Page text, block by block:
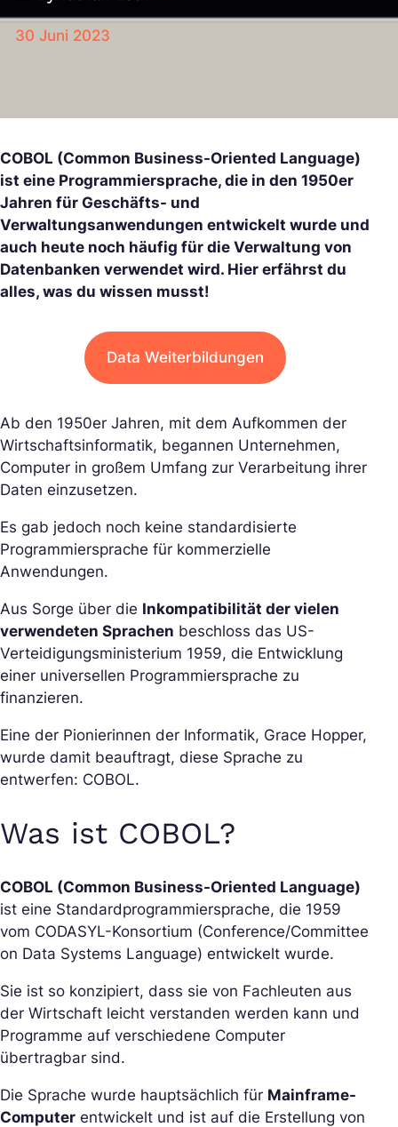
30 Juni 2023
COBOL (Common Business-Oriented Language)
ist eine Programmiersprache, die in den 1950er
Jahren für Geschäfts- und
Verwaltungsanwendungen entwickelt wurde und
auch heute noch häufig für die Verwaltung von
Datenbanken verwendet wird. Hier erfährst du
alles, was du wissen musst!
Data Weiterbildungen
Ab den 1950er Jahren, mit dem Aufkommen der
Wirtschaftsinformatik, begannen Unternehmen,
Computer in großem Umfang zur Verarbeitung ihrer
Daten einzusetzen.
Es gab jedoch noch keine standardisierte
Programmiersprache für kommerzielle
Anwendungen.
Aus Sorge über die Inkompatibilität der vielen
verwendeten Sprachen beschloss das US-
Verteidigungsministerium 1959, die Entwicklung
einer universellen Programmiersprache zu
finanzieren.
Eine der Pionierinnen der Informatik, Grace Hopper,
wurde damit beauftragt, diese Sprache zu
entwerfen: COBOL.
Was ist COBOL?
COBOL (Common Business-Oriented Language)
ist eine Standardprogrammiersprache, die 1959
vom CODASYL-Konsortium (Conference/Committee
on Data Systems Language) entwickelt wurde.
Sie ist so konzipiert, dass sie von Fachleuten aus
der Wirtschaft leicht verstanden werden kann und
Programme auf verschiedene Computer
übertragbar sind.
Die Sprache wurde hauptsächlich für Mainframe-
Computer entwickelt und ist auf die Erstellung von